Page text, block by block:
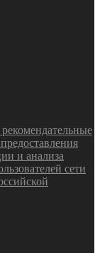
и анализа
сети